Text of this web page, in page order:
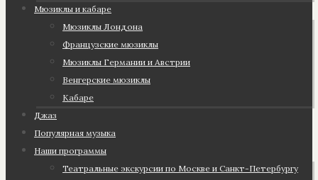
Мюзиклы и кабаре
Мюзиклы Лондона
Французские мюзиклы
Мюзиклы Германии и Австрии
Венгерские мюзиклы
Кабаре
Джаз
Популярная музыка
Наши программы
Театральные экскурсии по Москве и Санкт-Петербургу